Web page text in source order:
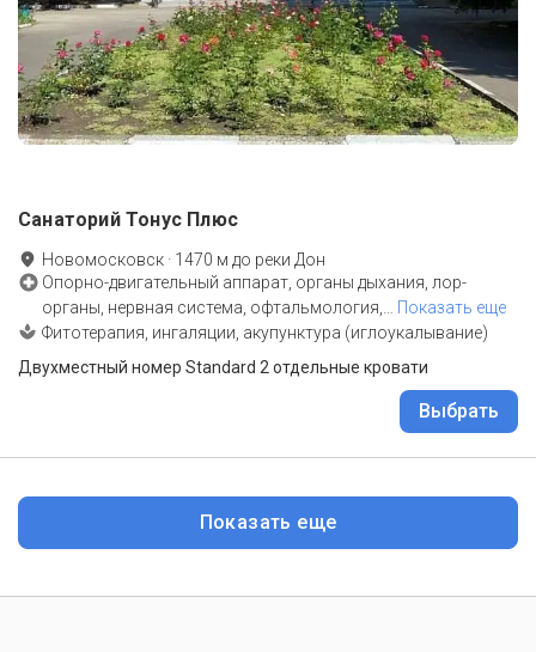
Санаторий Тонус Плюс
Новомосковск · 1470 м до реки Дон
Опорно-двигательный аппарат, органы дыхания, лор-
органы, нервная система, офтальмология,
Показать еще
Фитотерапия, ингаляции, акупунктура (иглоукалывание)
Двухместный номер Standard 2 отдельные кровати
Выбрать
Показать еще